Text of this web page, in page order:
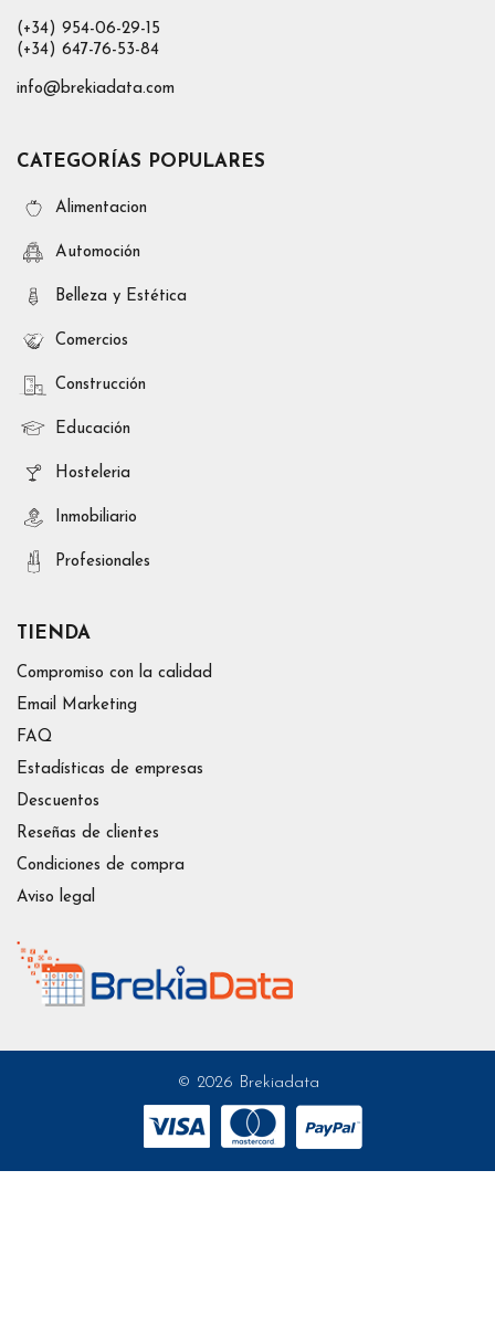
(+34) 954-06-29-15
(+34) 647-76-53-84
info@brekiadata.com
CATEGORÍAS POPULARES
Alimentacion
Automoción
Belleza y Estética
Comercios
Construcción
Educación
Hosteleria
Inmobiliario
Profesionales
TIENDA
Compromiso con la calidad
Email Marketing
FAQ
Estadísticas de empresas
Descuentos
Reseñas de clientes
Condiciones de compra
Aviso legal
© 2026 Brekiadata